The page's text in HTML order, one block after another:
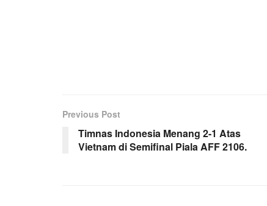
Previous Post
Timnas Indonesia Menang 2-1 Atas
Vietnam di Semifinal Piala AFF 2106.